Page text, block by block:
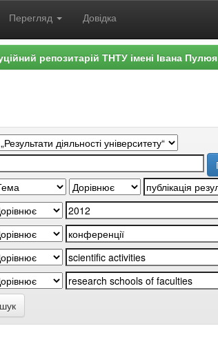
Перегляд Довідка
репозитарій ТНТУ імені Івана Пулюя